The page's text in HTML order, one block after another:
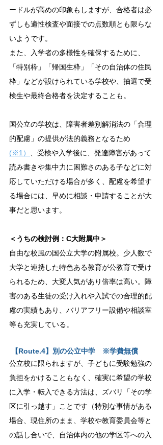
ードルが高めの印象もしますが、合格者は必
ずしも適性検査や面接での点数順とも限らな
いようです。
また、入学者の多様性を確保するために、
「特別枠」「帰国生枠」「その自治体の住民
枠」などが設けられている学校や、抽選で受
検生や最終合格者を決定することも。
国公立の学校は、障害者差別解消法の「合理
的配慮」の提供が法的義務となるため
(※1）
、受検や入学後に、発達障害があって
読み書きや集中力に困難さのある子などに対
応していただける場合が多く、配慮を希望す
る場合には、早めに相談・申請することが大
事だと思います。
＜うちの検討例：C大附属中＞
自由な校風の国公立大学の附属校。少人数で
大学と連携した特色ある教育が公教育で受け
られるため、大変人気があり倍率は高い。障
害のある生徒の受け入れや入試での合理的配
慮の実績もあり、バリアフリー設備や相談室
等も充実している。
【Route.4】別の公立中学　※学費無償
公立校に限られますが、子どもに受験勉強の
負担をかけることもなく、確実に希望の学校
に入学・転入できる方法は、ズバリ「その学
区に引っ越す」ことです（特別な事情がある
場合、現住所のまま、学校や教育委員会等と
の話し合いで、自治体内の他の学区等への入